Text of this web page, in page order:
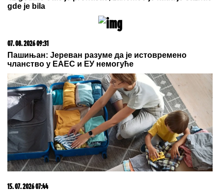
umešati i ONA?
Ne ulazite odmah u auto na suncu:
UDARI VETRA DOSTIŽU I 198
KILOMETARA NA ČAS:Otkazani
letovi, stotinama hiljada ljudi
naređena hitna evakuacija zbog
"Delfina" (VIDEO)
by Aklamator